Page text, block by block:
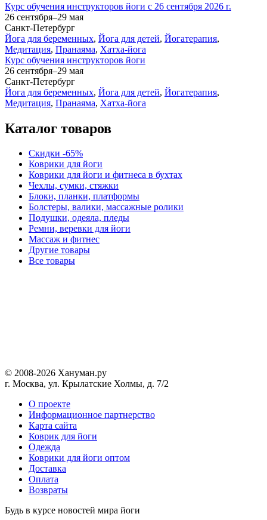
Курс обучения инструкторов йоги с 26 сентября 2026 г.
26 сентября–29 мая
Санкт-Петербург
Йога для беременных, Йога для детей, Йогатерапия,
Медитация, Пранаяма, Хатха-йога
Курс обучения инструкторов йоги
26 сентября–29 мая
Санкт-Петербург
Йога для беременных, Йога для детей, Йогатерапия,
Медитация, Пранаяма, Хатха-йога
Каталог товаров
Скидки -65%
Коврики для йоги
Коврики для йоги и фитнеса в бухтах
Чехлы, сумки, стяжки
Блоки, планки, платформы
Болстеры, валики, массажные ролики
Подушки, одеяла, пледы
Ремни, веревки для йоги
Массаж и фитнес
Другие товары
Все товары
© 2008-2026 Хануман.ру
г. Москва, ул. Крылатские Холмы, д. 7/2
O проекте
Информационное партнерство
Карта сайта
Коврик для йоги
Одежда
Коврики для йоги оптом
Доставка
Оплата
Возвраты
Будь в курсе новостей мира йоги